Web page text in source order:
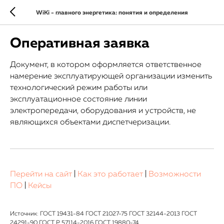
WiKi - главного энергетика: понятия и определения
Оперативная заявка
Документ, в котором оформляется ответственное
намерение эксплуатирующей организации изменить
технологический режим работы или
эксплуатационное состояние линии
электропередачи, оборудования и устройств, не
являющихся объектами диспетчеризации.
Перейти на сайт Как это работает
Возможности
ПО
Кейсы
Источник: ГОСТ 19431-84 ГОСТ 21027-75 ГОСТ 32144-2013 ГОСТ